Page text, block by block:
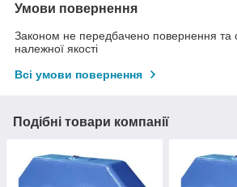
Умови повернення
Законом не передбачено повернення та
належної якості
Всі умови повернення
Подібні товари компанії